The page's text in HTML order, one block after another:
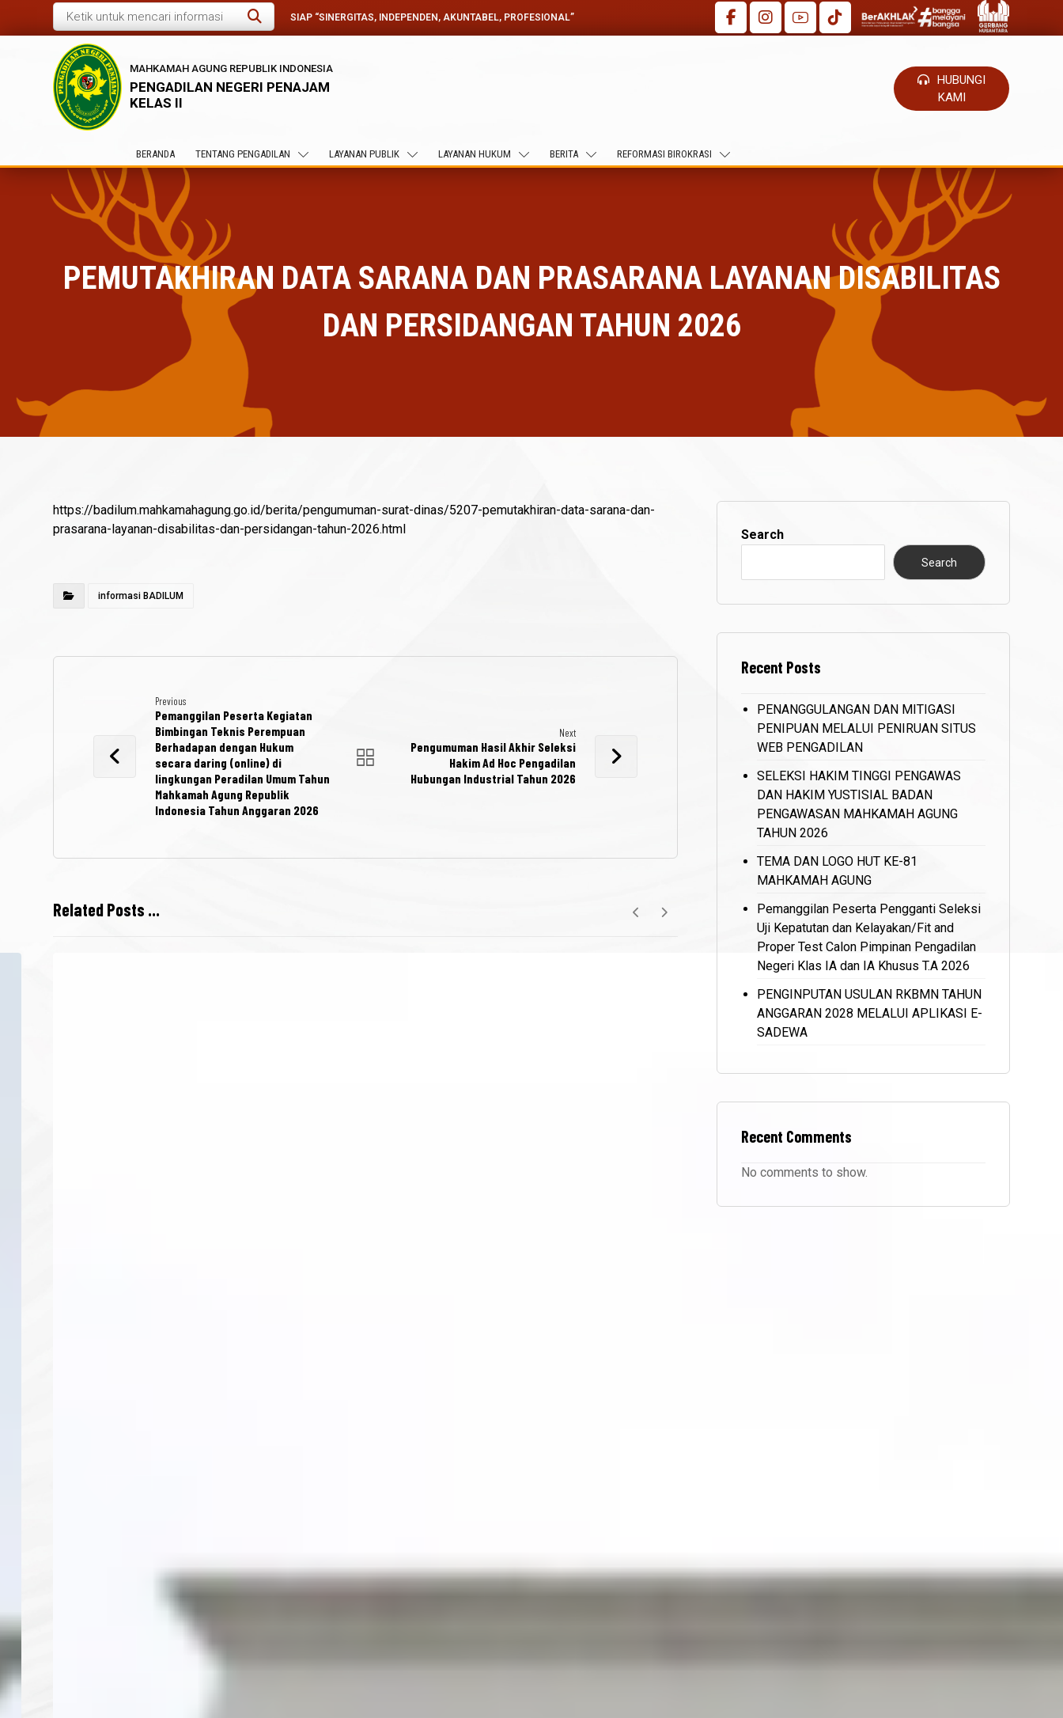
SIAP “SINERGITAS, INDEPENDEN, AKUNTABEL, PROFESIONAL”
MAHKAMAH AGUNG REPUBLIK INDONESIA
PENGADILAN NEGERI PENAJAM
KELAS II
BERANDA TENTANG PENGADILAN LAYANAN PUBLIK LAYANAN HUKUM BERITA REFORMASI BIROKRASI
HUBUNGI
KAMI
PEMUTAKHIRAN DATA SARANA DAN PRASARANA LAYANAN DISABILITAS
DAN PERSIDANGAN TAHUN 2026
https://badilum.mahkamahagung.go.id/berita/pengumuman-surat-dinas/5207-pemutakhiran-data-sarana-dan-
prasarana-layanan-disabilitas-dan-persidangan-tahun-2026.html
informasi BADILUM
Previous
Pemanggilan Peserta Kegiatan
Bimbingan Teknis Perempuan
Berhadapan dengan Hukum
secara daring (online) di
lingkungan Peradilan Umum Tahun
Mahkamah Agung Republik
Indonesia Tahun Anggaran 2026
Next
Pengumuman Hasil Akhir Seleksi
Hakim Ad Hoc Pengadilan
Hubungan Industrial Tahun 2026
Related Posts ...
Search
Search
Recent Posts
PENANGGULANGAN DAN MITIGASI
PENIPUAN MELALUI PENIRUAN SITUS
WEB PENGADILAN
SELEKSI HAKIM TINGGI PENGAWAS
DAN HAKIM YUSTISIAL BADAN
PENGAWASAN MAHKAMAH AGUNG
TAHUN 2026
TEMA DAN LOGO HUT KE-81
MAHKAMAH AGUNG
Pemanggilan Peserta Pengganti Seleksi
Uji Kepatutan dan Kelayakan/Fit and
Proper Test Calon Pimpinan Pengadilan
Negeri Klas IA dan IA Khusus T.A 2026
PENGINPUTAN USULAN RKBMN TAHUN
ANGGARAN 2028 MELALUI APLIKASI E-
SADEWA
Recent Comments
No comments to show.